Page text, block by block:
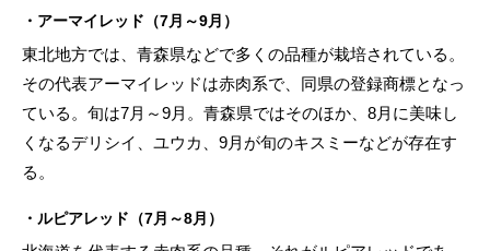
・アーマイレッド（7月～9月）
東北地方では、青森県などで多くの品種が栽培されている。
その代表アーマイレッドは赤肉系で、同県の登録商標となっ
ている。旬は7月～9月。青森県ではそのほか、8月に美味し
くなるデリシイ、ユウカ、9月が旬のキスミーなどが存在す
る。
・ルピアレッド（7月～8月）